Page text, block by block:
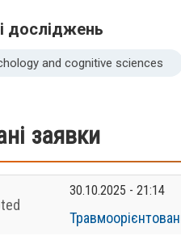
досліджень
and cognitive sciences
заявки
30.10.2025 - 21:14